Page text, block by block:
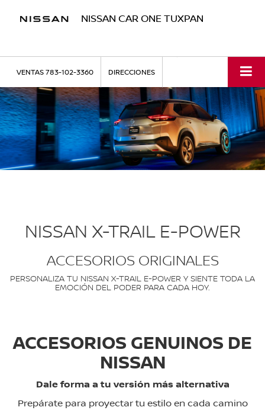
NISSAN CAR ONE TUXPAN
VENTAS783-102-3360 DIRECCIONES
NISSAN X-TRAIL E-POWER
ACCESORIOS ORIGINALES
PERSONALIZA TU NISSAN X-TRAIL E-POWER Y SIENTE TODA LA
EMOCIÓN DEL PODER PARA CADA HOY.
ACCESORIOS GENUINOS DE
NISSAN
Dale forma a tu versión más alternativa
Prepárate para proyectar tu estilo en cada camino